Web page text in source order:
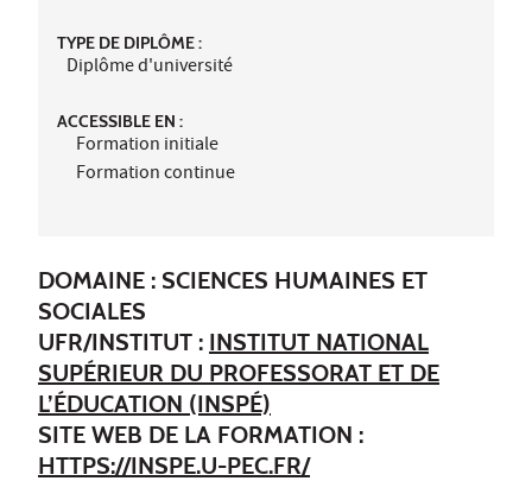
TYPE DE DIPLÔME :
Diplôme d'université
ACCESSIBLE EN :
Formation initiale
Formation continue
DOMAINE : SCIENCES HUMAINES ET
SOCIALES
UFR/INSTITUT : INSTITUT NATIONAL
SUPÉRIEUR DU PROFESSORAT ET DE
L’ÉDUCATION (INSPÉ)
SITE WEB DE LA FORMATION :
HTTPS://INSPE.U-PEC.FR/